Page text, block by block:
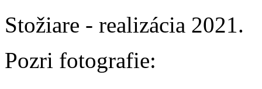
Stožiare - realizácia 2021.
Pozri fotografie: